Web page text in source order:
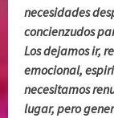
necesidades
concienzudos
Los dejamos ir,
emocional,
necesitamos
lugar, pero